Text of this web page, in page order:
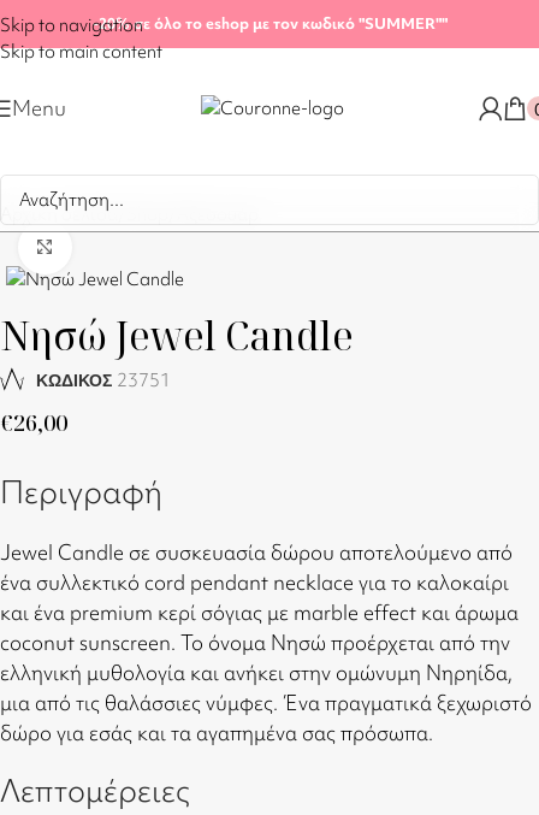
Skip to navigation
Skip to main content
-20%σε όλο το eshop με τον κωδικό "SUMMER""
Menu
Αρχική σελίδα
Νησώ Jewel Candle
ΚΩΔΙΚΟΣ 23751
€26,00
Περιγραφή
Jewel Candle σε συσκευασία δώρου αποτελούμενο από
ένα συλλεκτικό cord pendant necklace για το καλοκαίρι
και ένα premium κερί σόγιας με marble effect και άρωμα
coconut sunscreen. Το όνομα Νησώ προέρχεται από την
ελληνική μυθολογία και ανήκει στην ομώνυμη Νηρηίδα,
μια από τις θαλάσσιες νύμφες. Ένα πραγματικά ξεχωριστό
δώρο για εσάς και τα αγαπημένα σας πρόσωπα.
Λεπτομέρειες